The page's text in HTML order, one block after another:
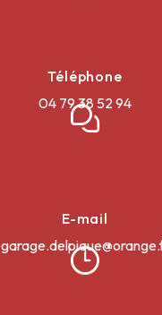
Téléphone
04 79 38 52 94
E-mail